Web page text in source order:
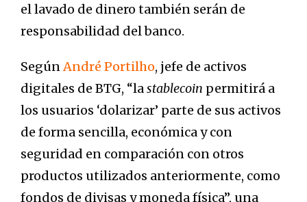
el lavado de dinero también serán de
responsabilidad del banco.
Según André Portilho, jefe de activos
digitales de BTG, “la stablecoin permitirá a
los usuarios ‘dolarizar’ parte de sus activos
de forma sencilla, económica y con
seguridad en comparación con otros
productos utilizados anteriormente, como
fondos de divisas y moneda física”, una